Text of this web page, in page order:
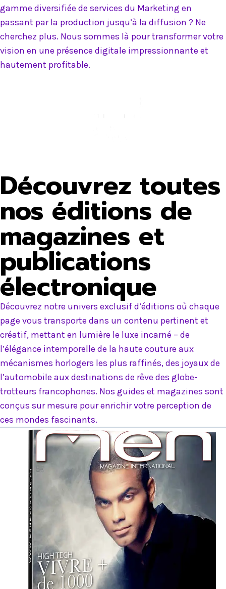
gamme diversifiée de services du Marketing en
passant par la production jusqu’à la diffusion ? Ne
cherchez plus. Nous sommes là pour transformer votre
vision en une présence digitale impressionnante et
hautement profitable.
Découvrez toutes
nos éditions de
magazines et
publications
électronique
Découvrez notre univers exclusif d’éditions où chaque
page vous transporte dans un contenu pertinent et
créatif, mettant en lumière le luxe incarné – de
l’élégance intemporelle de la haute couture aux
mécanismes horlogers les plus raffinés, des joyaux de
l’automobile aux destinations de rêve des globe-
trotteurs francophones. Nos guides et magazines sont
conçus sur mesure pour enrichir votre perception de
ces mondes fascinants.